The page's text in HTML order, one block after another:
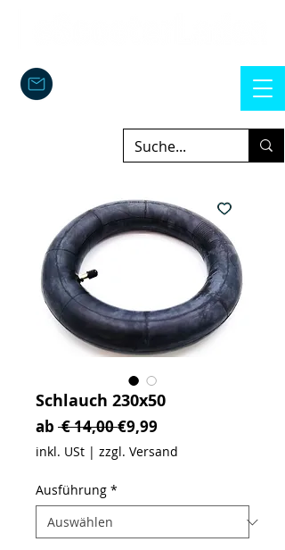
Schlauch 230x50
ab € 14,00 Standardpreis
€9,99
inkl. USt | zzgl. Versand
Ausführung *